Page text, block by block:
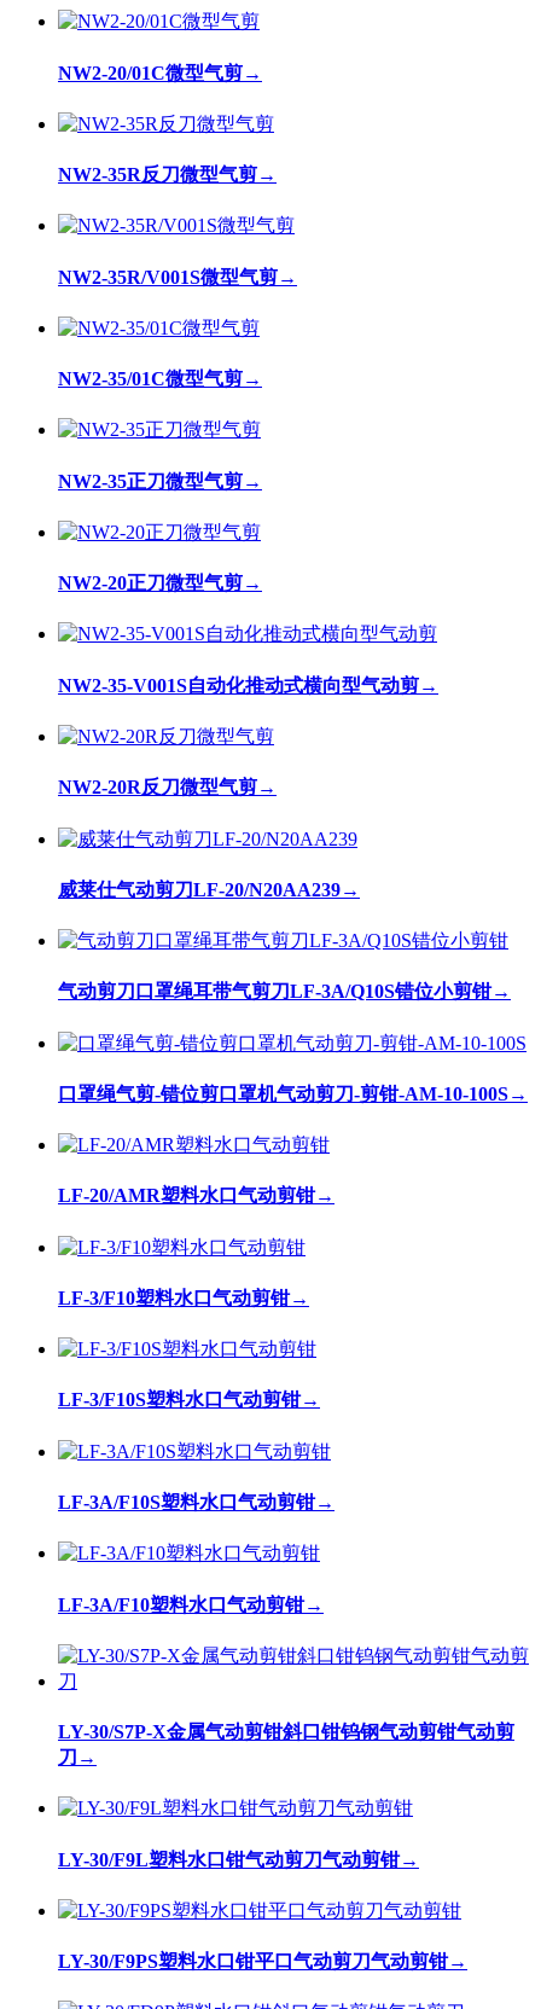
NW2-20/01C微型气剪→
NW2-35R反刀微型气剪→
NW2-35R/V001S微型气剪→
NW2-35/01C微型气剪→
NW2-35正刀微型气剪→
NW2-20正刀微型气剪→
NW2-35-V001S自动化推动式横向型气动剪→
NW2-20R反刀微型气剪→
威莱仕气动剪刀LF-20/N20AA239→
气动剪刀口罩绳耳带气剪刀LF-3A/Q10S错位小剪钳→
口罩绳气剪-错位剪口罩机气动剪刀-剪钳-AM-10-100S→
LF-20/AMR塑料水口气动剪钳→
LF-3/F10塑料水口气动剪钳→
LF-3/F10S塑料水口气动剪钳→
LF-3A/F10S塑料水口气动剪钳→
LF-3A/F10塑料水口气动剪钳→
LY-30/S7P-X金属气动剪钳斜口钳钨钢气动剪钳气动剪
刀 →
LY-30/F9L塑料水口钳气动剪刀气动剪钳→
LY-30/F9PS塑料水口钳平口气动剪刀气动剪钳→